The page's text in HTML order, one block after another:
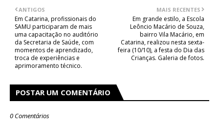
MAIS RECENTES
Em grande estilo, a Escola
Leôncio Macário de Souza,
bairro Vila Macário, em
Catarina, realizou nesta sexta-
feira (10/10), a festa do Dia das
Crianças. Galeria de fotos.
ANTIGOS
Em Catarina, profissionais do
SAMU participaram de mais
uma capacitação no auditório
da Secretaria de Saúde, com
momentos de aprendizado,
troca de experiências e
aprimoramento técnico.
POSTAR UM COMENTÁRIO
0 Comentários